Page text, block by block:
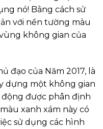
nó! Bằng cách sử
với nền tường màu
không gian của
đạo của Năm 2017, là
dựng một không gian
được phân định
xanh xám này có
sử dụng các hình